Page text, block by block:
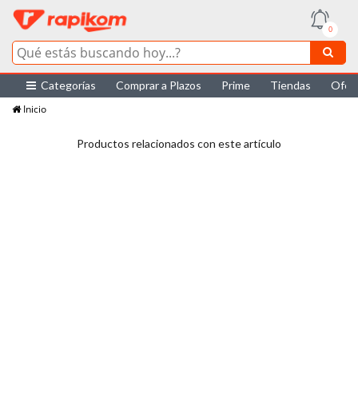
0
Categorías Comprar a Plazos Prime Tiendas
Inicio
Productos relacionados con este artículo